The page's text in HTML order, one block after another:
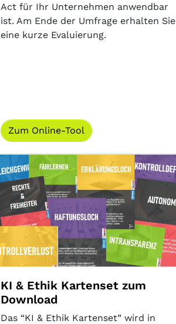
Act für Ihr Unternehmen anwendbar
ist. Am Ende der Umfrage erhalten Sie
eine kurze Evaluierung.
Zum Online-Tool
KI & Ethik Kartenset zum
Download
Das “KI & Ethik Kartenset” wird in